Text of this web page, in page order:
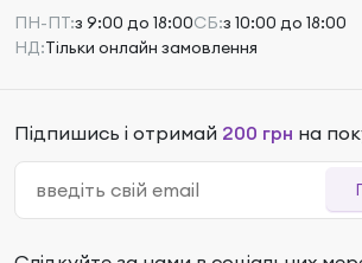
ПН-ПТ:з 9:00 до 18:00СБ:з 10:00 до 18:00
НД:Тільки онлайн замовлення
Підпишись і отримай 200 грн на